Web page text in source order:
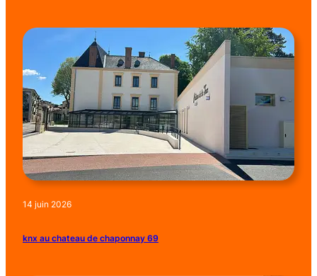
14 juin 2026
knx au chateau de chaponnay 69